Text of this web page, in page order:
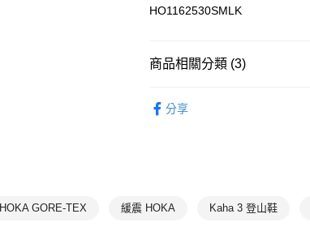
HO1162530SMLK
商品相關分類 (3)
分享
HOKA GORE-TEX 緩震 HOKA Kaha 3 登山鞋